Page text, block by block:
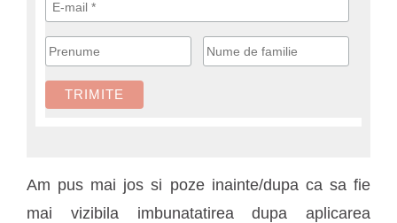
Am pus mai jos si poze inainte/dupa ca sa fie
mai vizibila imbunatatirea dupa aplicarea